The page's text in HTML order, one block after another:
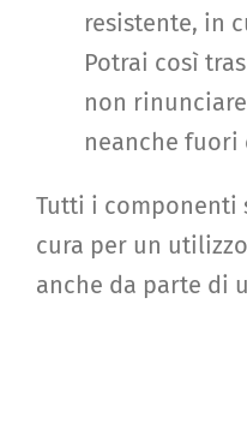
resistente, in
Potrai così
non
neanche fuori
Tutti i componenti
cura per un
anche da parte di